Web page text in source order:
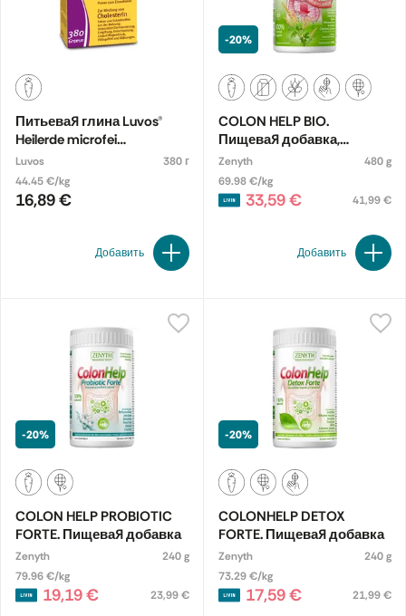
Питьевая глина Luvos®
Heilerde microfei
порошком
Luvos
380 г
44.45 €/kg
16,89 €
Добавить
-20%
COLON HELP BIO.
Пищевая добавка,
экологическая
Zenyth
480 g
69.98 €/kg
33,59 € 41,99 €
Добавить
-20%
COLON HELP PROBIOTIC
FORTE. Пищевая добавка
Zenyth
240 g
79.96 €/kg
19,19 € 23,99 €
-20%
COLONHELP DETOX
FORTE. Пищевая добавка
Zenyth
240 g
73.29 €/kg
17,59 € 21,99 €